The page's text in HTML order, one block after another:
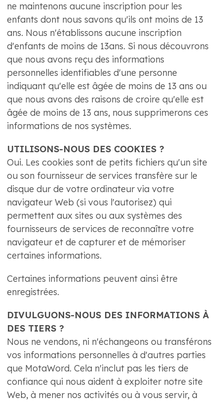
ne maintenons aucune inscription pour les
enfants dont nous savons qu'ils ont moins de 13
ans. Nous n'établissons aucune inscription
d'enfants de moins de 13ans. Si nous découvrons
que nous avons reçu des informations
personnelles identifiables d'une personne
indiquant qu'elle est âgée de moins de 13 ans ou
que nous avons des raisons de croire qu'elle est
âgée de moins de 13 ans, nous supprimerons ces
informations de nos systèmes.
UTILISONS-NOUS DES COOKIES ?
Oui. Les cookies sont de petits fichiers qu'un site
ou son fournisseur de services transfère sur le
disque dur de votre ordinateur via votre
navigateur Web (si vous l'autorisez) qui
permettent aux sites ou aux systèmes des
fournisseurs de services de reconnaître votre
navigateur et de capturer et de mémoriser
certaines informations.
Certaines informations peuvent ainsi être
enregistrées.
DIVULGUONS-NOUS DES INFORMATIONS À
DES TIERS ?
Nous ne vendons, ni n'échangeons ou transférons
vos informations personnelles à d'autres parties
que MotaWord. Cela n'inclut pas les tiers de
confiance qui nous aident à exploiter notre site
Web, à mener nos activités ou à vous servir, à